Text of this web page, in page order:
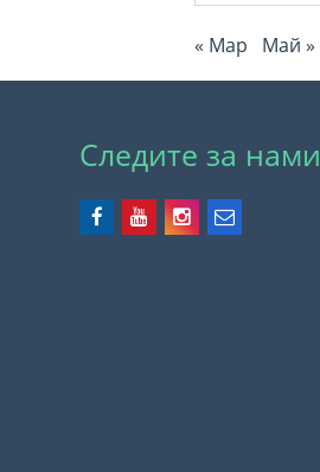
« Мар Май »
Следите за нами